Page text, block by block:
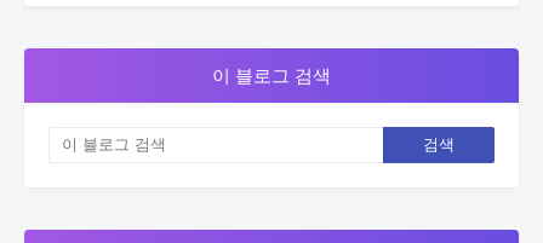
이 블로그 검색